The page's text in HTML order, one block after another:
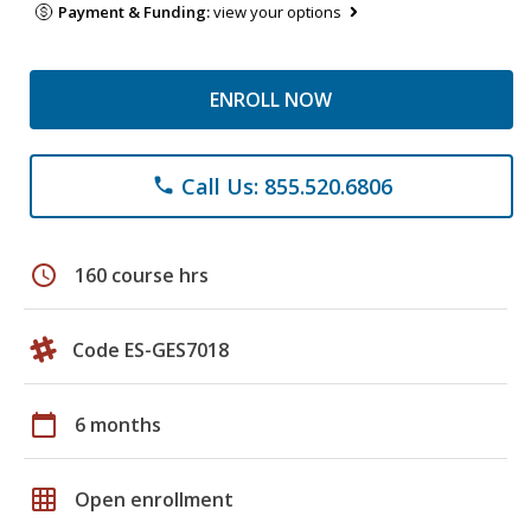
Payment & Funding:view your options
ENROLL NOW
phone Call Us: 855.520.6806
schedule 160 course hrs
Code ES-GES7018
calendar_today 6 months
grid_on Open enrollment